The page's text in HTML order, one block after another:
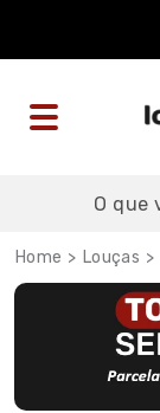
Louças